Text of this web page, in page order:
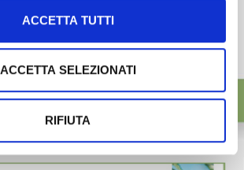
ACCETTA TUTTI
ACCETTA SELEZIONATI
RIFIUTA